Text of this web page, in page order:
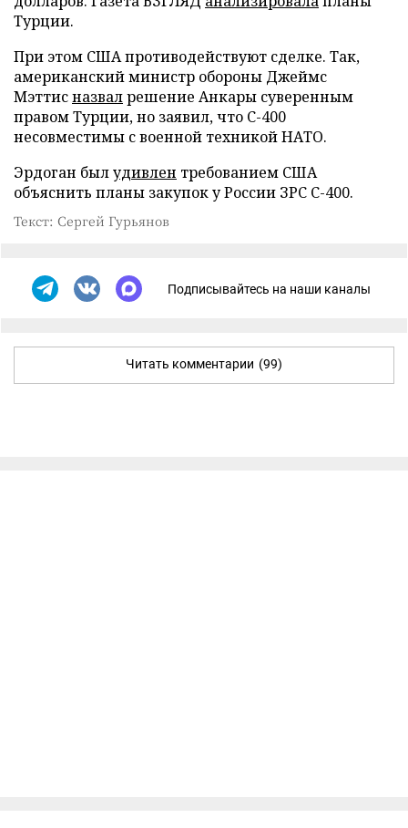
Турции.
При этом США противодействуют сделке. Так,
американский министр обороны Джеймс
Мэттисназвалрешение Анкары суверенным
правом Турции, но заявил, что С-400
несовместимы с военной техникой НАТО.
Эрдоган былудивлен требованием США
объяснить планы закупок у России ЗРС С-400.
Текст: Сергей Гурьянов
Подписывайтесь на наши каналы
Читать комментарии (99)